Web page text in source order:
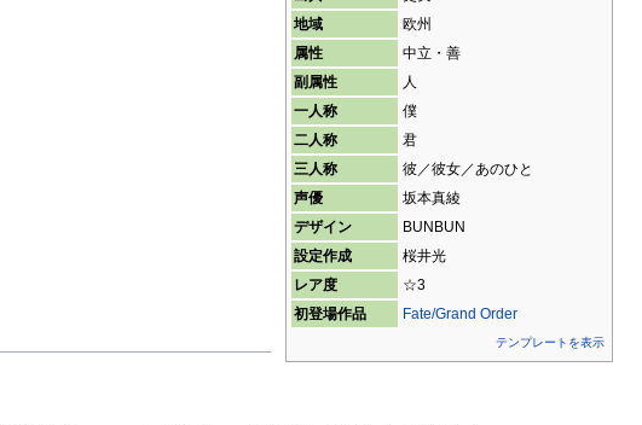
地域
欧州
属性
中立・善
副属性
人
一人称
僕
二人称
君
三人称
彼／彼女／あのひと
声優
坂本真綾
デザイン
BUNBUN
設定作成
桜井光
レア度
☆3
初登場作品
Fate/Grand Order
テンプレートを表示